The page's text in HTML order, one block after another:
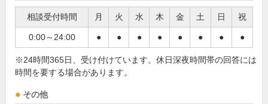
相談受付時間 月 火 水 木 金 土 日 祝
0:00～24:00 ● ● ● ● ● ● ● ●
※24時間365日、受け付けています。休日深夜時間帯の回答には
時間を要する場合があります。
その他